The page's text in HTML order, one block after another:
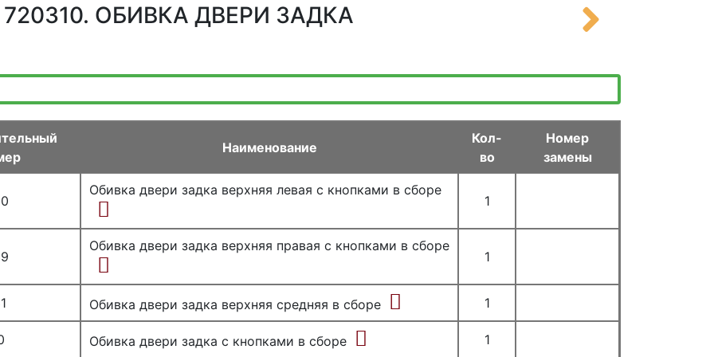
720310. ОБИВКА ДВЕРИ ЗАДКА
Наименование
Кол-
во
Номер
замены
Обивка двери задка верхняя левая с кнопками в сборе
1
Обивка двери задка верхняя правая с кнопками в сборе
1
Обивка двери задка верхняя средняя в сборе 1
Обивка двери задка с кнопками в сборе 1